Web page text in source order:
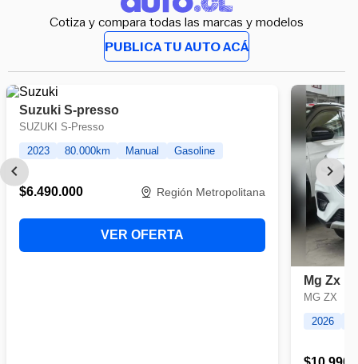
Cotiza y compara todas las marcas y modelos
PUBLICA TU AUTO ACÁ